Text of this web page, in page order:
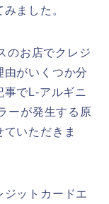
ました。
のお店でクレジ
由がいくつか分
でL-アルギニ
ーが発生する原
いただきま
ジットカードエ